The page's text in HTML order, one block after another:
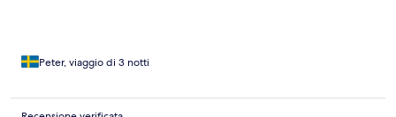
Peter, viaggio di 3 notti